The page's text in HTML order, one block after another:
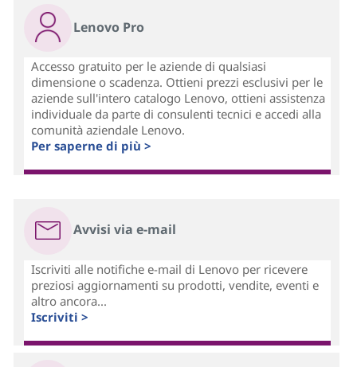
Lenovo Pro
Accesso gratuito per le aziende di qualsiasi
dimensione o scadenza. Ottieni prezzi esclusivi per le
aziende sull'intero catalogo Lenovo, ottieni assistenza
individuale da parte di consulenti tecnici e accedi alla
comunità aziendale Lenovo.
Per saperne di più >
Avvisi via e-mail
Iscriviti alle notifiche e-mail di Lenovo per ricevere
preziosi aggiornamenti su prodotti, vendite, eventi e
altro ancora...
Iscriviti >